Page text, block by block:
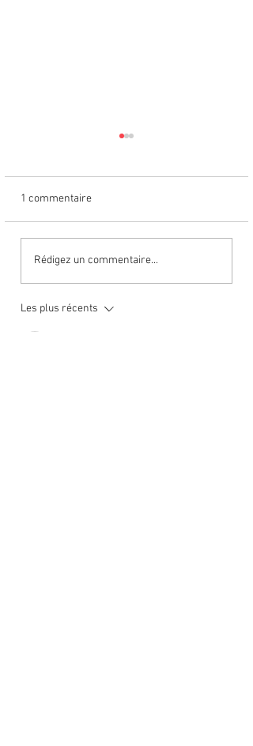
九 | Neuf, radical neuf |
1 commentaire
Rédigez un commentaire...
Les plus récents